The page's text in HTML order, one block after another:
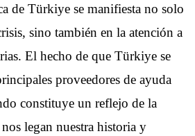
de Türkiye se manifiesta no solo
sino también en la atención a
El hecho de que Türkiye se
proveedores de ayuda
constituye un reflejo de la
legan nuestra historia y